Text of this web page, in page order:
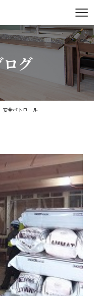
グ
安全パトロール